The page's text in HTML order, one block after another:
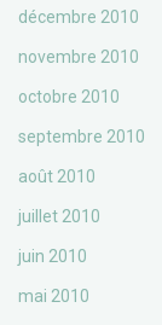
décembre 2010
novembre 2010
octobre 2010
septembre 2010
août 2010
juillet 2010
juin 2010
mai 2010